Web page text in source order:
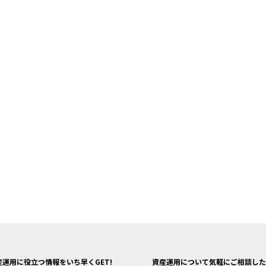
運用に役立つ情報をいち早くGET! 資産運用について気軽にご相談し